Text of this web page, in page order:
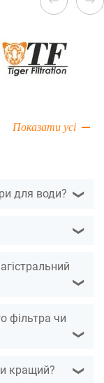
Показати усі
для води? ❯
❯
❯
фільтра чи
❯
кращий? ❯